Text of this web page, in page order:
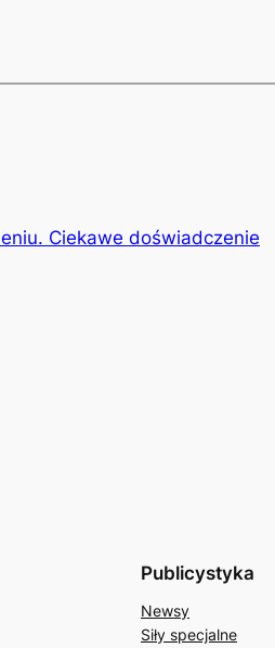
Ciekawe doświadczenie
Publicystyka
Newsy
Siły specjalne